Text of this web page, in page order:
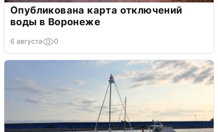
Опубликована карта отключений
воды в Воронеже
6 августа 0